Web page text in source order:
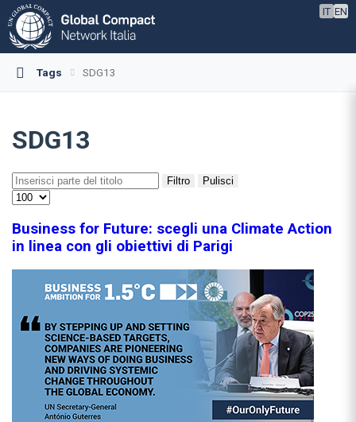
IT EN
Tags SDG13
SDG13
Filtro Pulisci
Business for Future: scegli una Climate Action
in linea con gli obiettivi di Parigi